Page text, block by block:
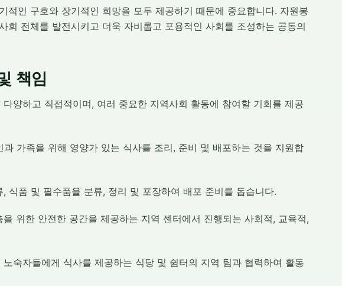
적인 구호와 장기적인 희망을 모두 제공하기 때문에 중요합니다. 자원봉
회 전체를 발전시키고 더욱 자비롭고 포용적인 사회를 조성하는 공동의
책임
양하고 직접적이며, 여러 중요한 지역사회 활동에 참여할 기회를 제공
과 가족을 위해 영양가 있는 식사를 조리, 준비 및 배포하는 것을 지원합
, 식품 및 필수품을 분류, 정리 및 포장하여 배포 준비를 돕습니다.
을 위한 안전한 공간을 제공하는 지역 센터에서 진행되는 사회적, 교육적,
노숙자들에게 식사를 제공하는 식당 및 쉼터의 지역 팀과 협력하여 활동